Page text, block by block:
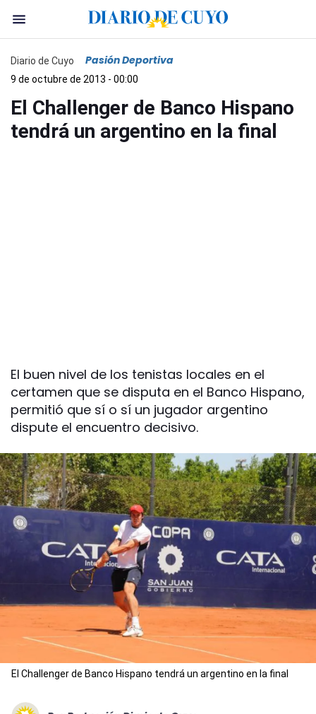
Diario de Cuyo Pasión Deportiva
9 de octubre de 2013 - 00:00
El Challenger de Banco Hispano
tendrá un argentino en la final
El buen nivel de los tenistas locales en el
certamen que se disputa en el Banco Hispano,
permitió que sí o sí un jugador argentino
dispute el encuentro decisivo.
El Challenger de Banco Hispano tendrá un argentino en la final